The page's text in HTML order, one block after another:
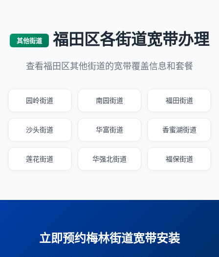
其他街道 福田区各街道宽带办理
查看福田区其他街道的宽带覆盖信息和套餐
园岭街道 南园街道 福田街道
沙头街道 华富街道 香蜜湖街道
莲花街道 华强北街道 福保街道
立即预约梅林街道宽带安装